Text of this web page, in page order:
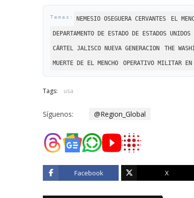
NEMESIO OSEGUERA CERVANTES EL
DEPARTAMENTO DE ESTADO DE ESTADOS UNIDOS
CÁRTEL JALISCO NUEVA GENERACION THE
MUERTE DE EL MENCHO OPERATIVO MILITAR
Tags: usa
Síguenos: @Region_Global
Facebook X